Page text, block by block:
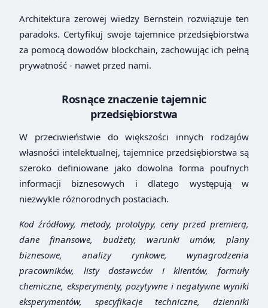
Architektura zerowej wiedzy Bernstein rozwiązuje ten
paradoks. Certyfikuj swoje tajemnice przedsiębiorstwa
za pomocą dowodów blockchain, zachowując ich pełną
prywatność - nawet przed nami.
Rosnące znaczenie tajemnic
przedsiębiorstwa
W przeciwieństwie do większości innych rodzajów
własności intelektualnej, tajemnice przedsiębiorstwa są
szeroko definiowane jako dowolna forma poufnych
informacji biznesowych i dlatego występują w
niezwykle różnorodnych postaciach.
Kod źródłowy, metody, prototypy, ceny przed premierą,
dane finansowe, budżety, warunki umów, plany
biznesowe, analizy rynkowe, wynagrodzenia
pracowników, listy dostawców i klientów, formuły
chemiczne, eksperymenty, pozytywne i negatywne wyniki
eksperymentów, specyfikacje techniczne, dzienniki